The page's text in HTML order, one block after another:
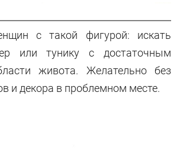
с такой фигурой: искать
или тунику с достаточным
живота. Желательно без
и декора в проблемном месте.